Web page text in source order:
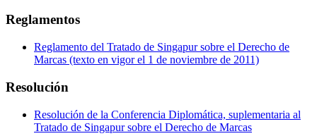
Reglamentos
Reglamento del Tratado de Singapur sobre el Derecho de
Marcas (texto en vigor el 1 de noviembre de 2011)
Resolución
Resolución de la Conferencia Diplomática, suplementaria al
Tratado de Singapur sobre el Derecho de Marcas